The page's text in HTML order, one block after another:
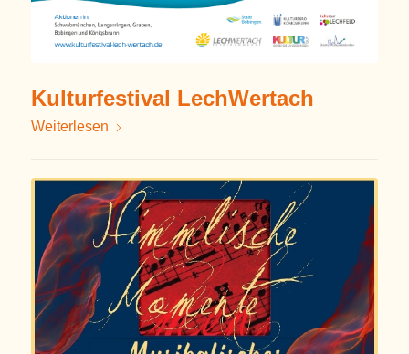
Kulturfestival LechWertach
Weiterlesen